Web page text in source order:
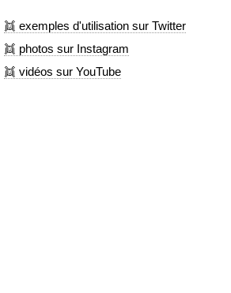
👯 exemples d'utilisation sur Twitter
👯 photos sur Instagram
👯 vidéos sur YouTube